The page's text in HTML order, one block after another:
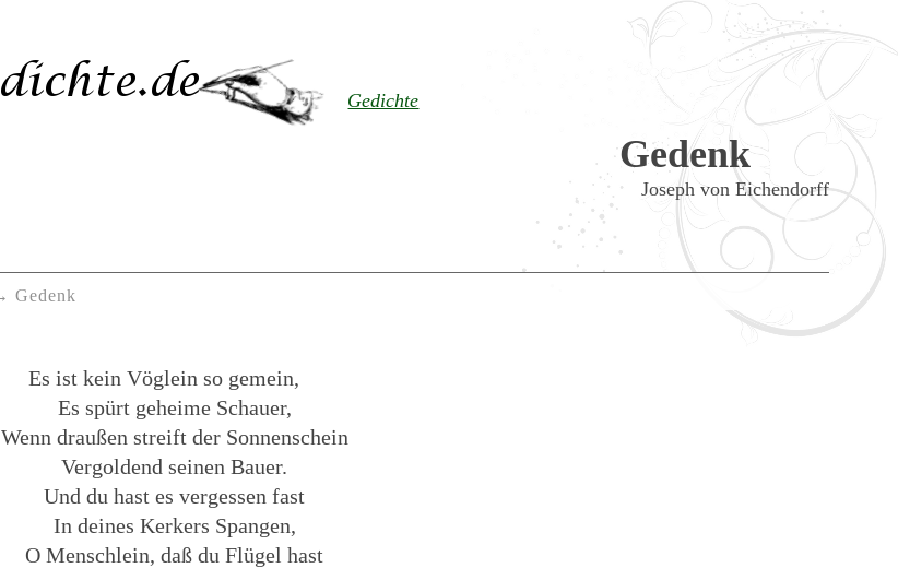
Gedichte
Gedenk
Joseph von Eichendorff
Gedenk
Es ist kein Vöglein so gemein,
Es spürt geheime Schauer,
Wenn draußen streift der Sonnenschein
Vergoldend seinen Bauer.
Und du hast es vergessen fast
In deines Kerkers Spangen,
O Menschlein, daß du Flügel hast